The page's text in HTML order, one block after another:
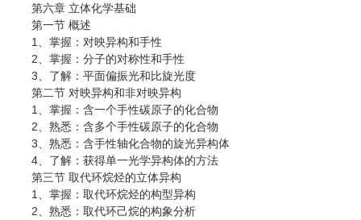
第六章 立体化学基础
第一节 概述
1、掌握：对映异构和手性
2、掌握：分子的对称性和手性
3、了解：平面偏振光和比旋光度
第二节 对映异构和非对映异构
1、掌握：含一个手性碳原子的化合物
2、熟悉：含多个手性碳原子的化合物
3、熟悉：含手性轴化合物的旋光异构体
4、了解：获得单一光学异构体的方法
第三节 取代环烷烃的立体异构
1、掌握：取代环烷烃的构型异构
2、熟悉：取代环己烷的构象分析